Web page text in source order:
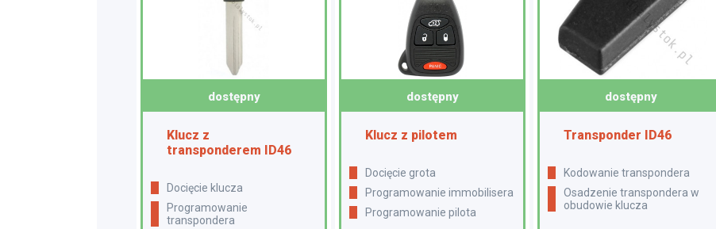
dostępny
Klucz z
transponderem ID46
docięcie klucza
programowanie
transpondera
dostępny
Klucz z pilotem
Docięcie grota
Programowanie immobilisera
Programowanie pilota
dostępny
Transponder ID46
Kodowanie transpondera
Osadzenie transpondera w
obudowie klucza